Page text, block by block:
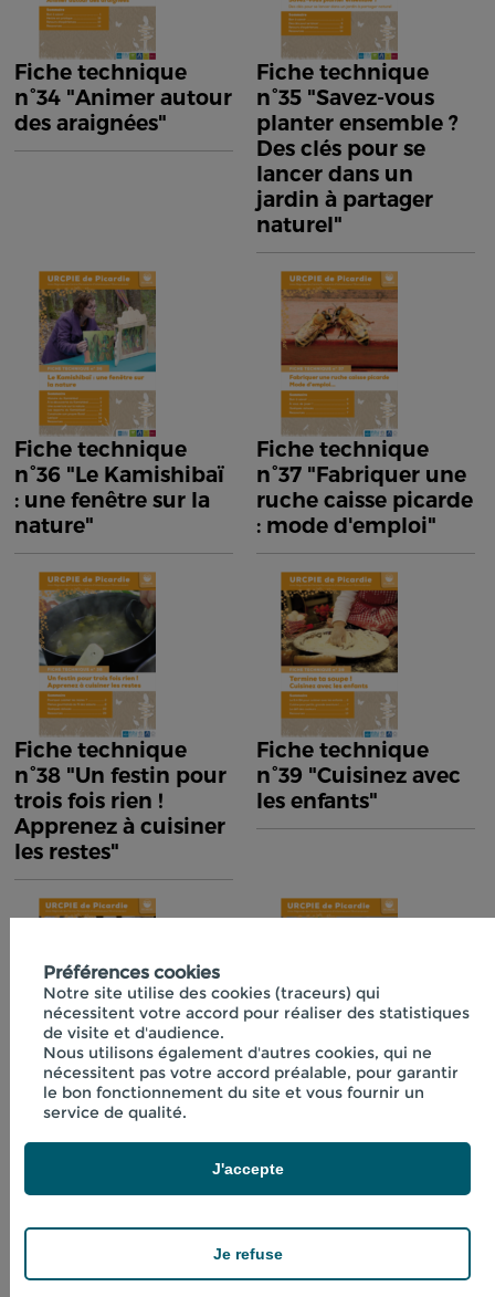
Fiche technique
n°34 "Animer autour
des araignées"
Fiche technique
n°35 "Savez-vous
planter ensemble ?
Des clés pour se
lancer dans un
jardin à partager
naturel"
Fiche technique
n°36 "Le Kamishibaï
: une fenêtre sur la
nature"
Fiche technique
n°37 "Fabriquer une
ruche caisse picarde
: mode d'emploi"
Fiche technique
n°38 "Un festin pour
trois fois rien !
Apprenez à cuisiner
les restes"
Fiche technique
n°39 "Cuisinez avec
les enfants"
Fiche technique
n°40 "Initiation à la
lactofermentation"
Fiche technique
n°41 "Boissons
Préférences cookies
Notre site utilise des cookies (traceurs) qui
nécessitent votre accord pour réaliser des statistiques
de visite et d'audience.
Nous utilisons également d'autres cookies, qui ne
nécessitent pas votre accord préalable, pour garantir
le bon fonctionnement du site et vous fournir un
service de qualité.
Je refuse
J'accepte